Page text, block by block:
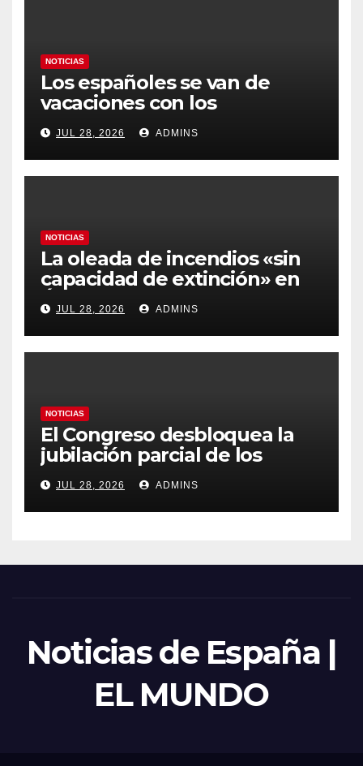
NOTICIAS
Los españoles se van de
vacaciones con los
carburantes hasta un 21%
más caros que el año pasado
y los hoteles disparados
JUL 28, 2026 ADMINS
NOTICIAS
La oleada de incendios «sin
capacidad de extinción» en
Ávila y al oeste de Madrid
obliga a declarar la
emergencia nacional
JUL 28, 2026 ADMINS
NOTICIAS
El Congreso desbloquea la
jubilación parcial de los
trabajadores laborales del
sector público
JUL 28, 2026 ADMINS
Noticias de España |
EL MUNDO